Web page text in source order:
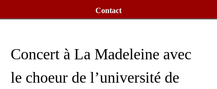
Contact
Concert à La Madeleine avec
le choeur de l’université de